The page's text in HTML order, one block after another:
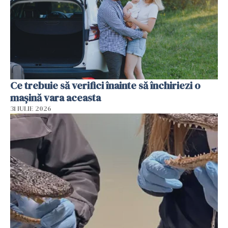
Ce trebuie să verifici înainte să închiriezi o
mașină vara aceasta
31 IULIE 2026